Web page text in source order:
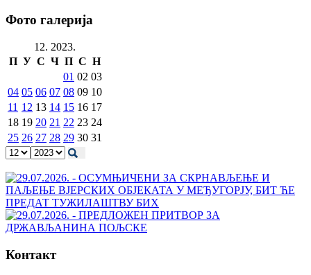
Фото галерија
12. 2023.
П У С Ч П С Н
01 02 03
04 05 06 07 08 09 10
11 12 13 14 15 16 17
18 19 20 21 22 23 24
25 26 27 28 29 30 31
Контакт